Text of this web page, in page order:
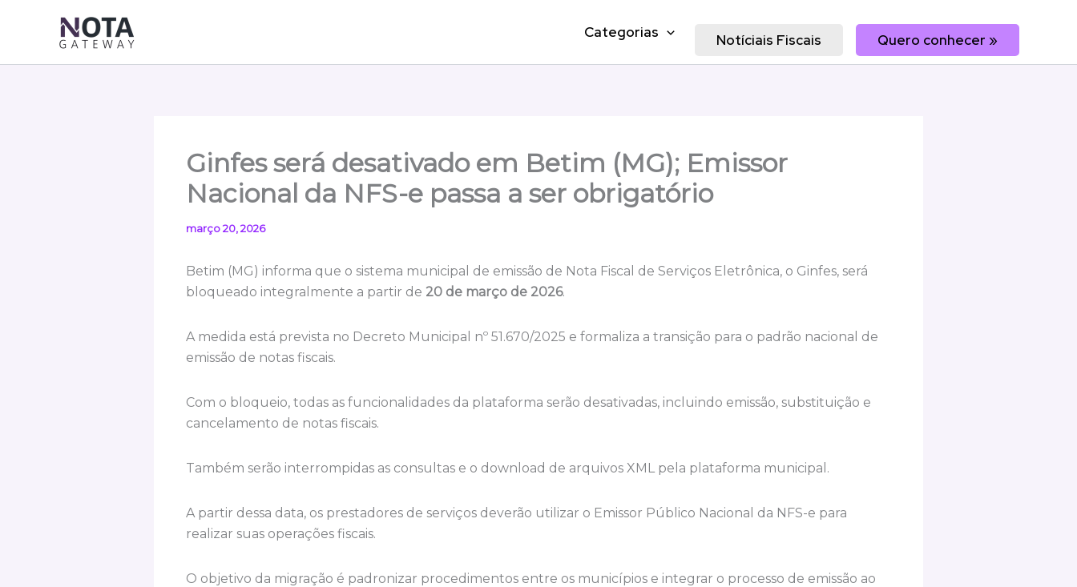
Categorias Notíciais Fiscais Quero conhecer »
Ginfes será desativado em Betim (MG); Emissor
Nacional da NFS-e passa a ser obrigatório
março 20, 2026
Betim (MG) informa que o sistema municipal de emissão de Nota Fiscal de Serviços Eletrônica, o Ginfes, será
bloqueado integralmente a partir de 20 de março de 2026.
A medida está prevista no Decreto Municipal nº 51.670/2025 e formaliza a transição para o padrão nacional de
emissão de notas fiscais.
Com o bloqueio, todas as funcionalidades da plataforma serão desativadas, incluindo emissão, substituição e
cancelamento de notas fiscais.
Também serão interrompidas as consultas e o download de arquivos XML pela plataforma municipal.
A partir dessa data, os prestadores de serviços deverão utilizar o Emissor Público Nacional da NFS-e para
realizar suas operações fiscais.
O objetivo da migração é padronizar procedimentos entre os municípios e integrar o processo de emissão ao